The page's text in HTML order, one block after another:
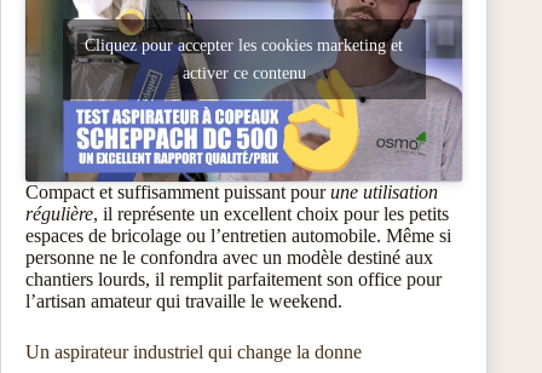
Cliquez pour accepter les cookies marketing et
activer ce contenu
Compact et suffisamment puissant pourune utilisation
régulière, il représente un excellent choix pour les petits
espaces de bricolage ou l’entretien automobile. Même si
personne ne le confondra avec un modèle destiné aux
chantiers lourds, il remplit parfaitement son office pour
l’artisan amateur qui travaille le weekend.
Un aspirateur industriel qui change la donne